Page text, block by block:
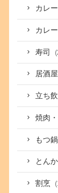
カレ
カレ
寿司
居酒
立ち
焼肉
もつ
とん
割烹